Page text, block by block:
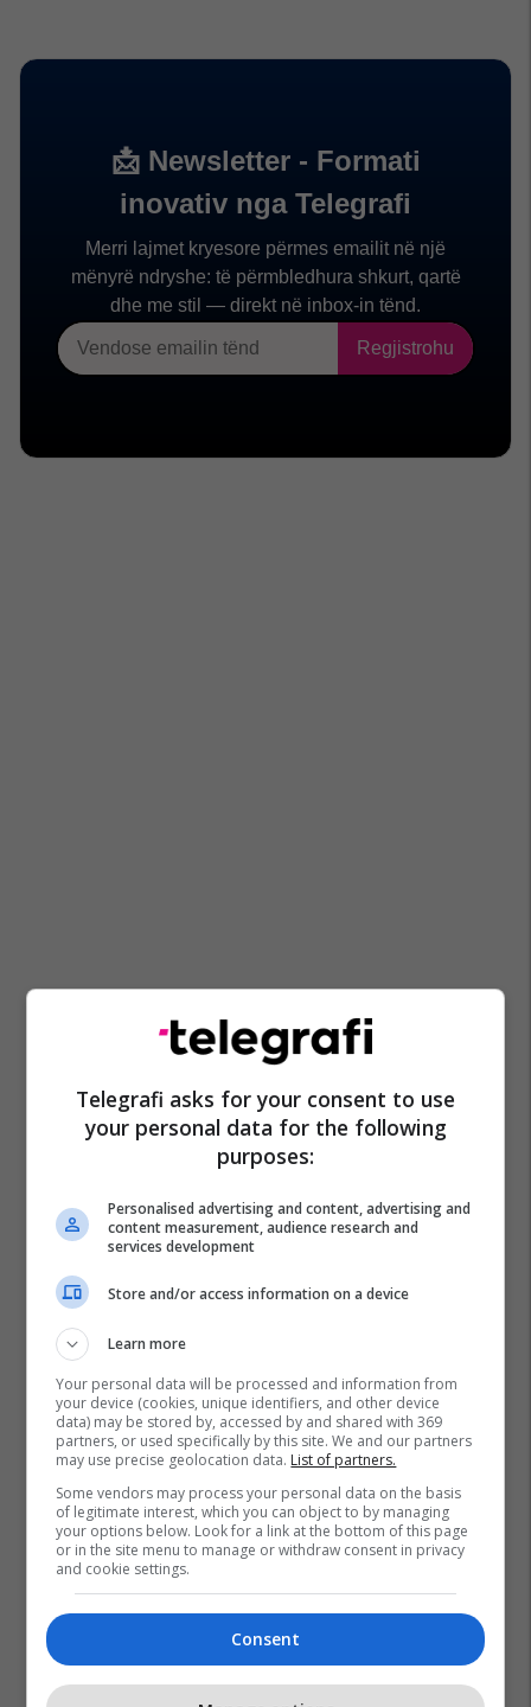
Telegrafi asks for your consent to use
your personal data for the following
purposes:
Personalised advertising and content, advertising and
content measurement, audience research and
services development
Store and/or access information on a device
Learn more
Your personal data will be processed and information from
your device (cookies, unique identifiers, and other device
data) may be stored by, accessed by and shared with 369
partners, or used specifically by this site. We and our partners
may use precise geolocation data. List of partners.
Some vendors may process your personal data on the basis
of legitimate interest, which you can object to by managing
your options below. Look for a link at the bottom of this page
or in the site menu to manage or withdraw consent in privacy
and cookie settings.
Consent